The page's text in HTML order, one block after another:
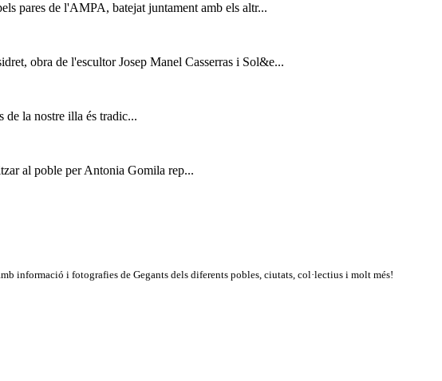
pares de l'AMPA, batejat juntament amb els altr...
obra de l'escultor Josep Manel Casserras i Sol&e...
de la nostre illa és tradic...
al poble per Antonia Gomila rep...
informació i fotografies de Gegants dels diferents pobles, ciutats, col·lectius i molt més!